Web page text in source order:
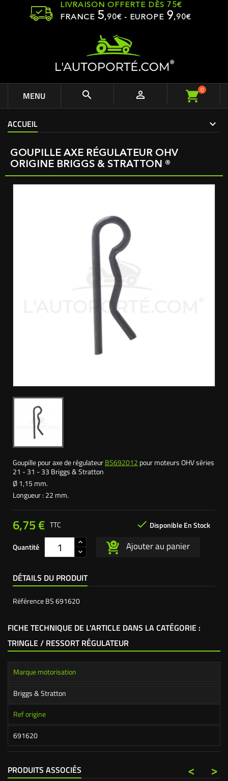
LIVRAISON OFFERTE DÈS 75€
FRANCE 5,90€ - EUROPE 9,90€
MENU   0
ACCUEIL
GOUPILLE AXE RÉGULATEUR OHV
ORIGINE BRIGGS & STRATTON ®
Goupille pour axe de régulateurBS692012 pour moteurs OHV séries
21 - 31 - 33 Briggs & Stratton
Ø 1,15 mm.
Longueur : 22 mm.
6,75 €  Disponible En Stock
TTC
Quantité Ajouter au panier
DÉTAILS DU PRODUIT
RéférenceBS 691620
FICHE TECHNIQUE DE L'ARTICLE DANS LA CATÉGORIE :
TRINGLE / RESSORT RÉGULATEUR
Marque motorisation
Briggs & Stratton
Ref origine
691620
PRODUITS ASSOCIÉS >
<